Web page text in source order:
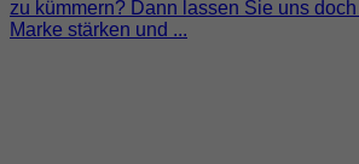
zu kümmern? Dann lassen Sie uns
Marke stärken und ...